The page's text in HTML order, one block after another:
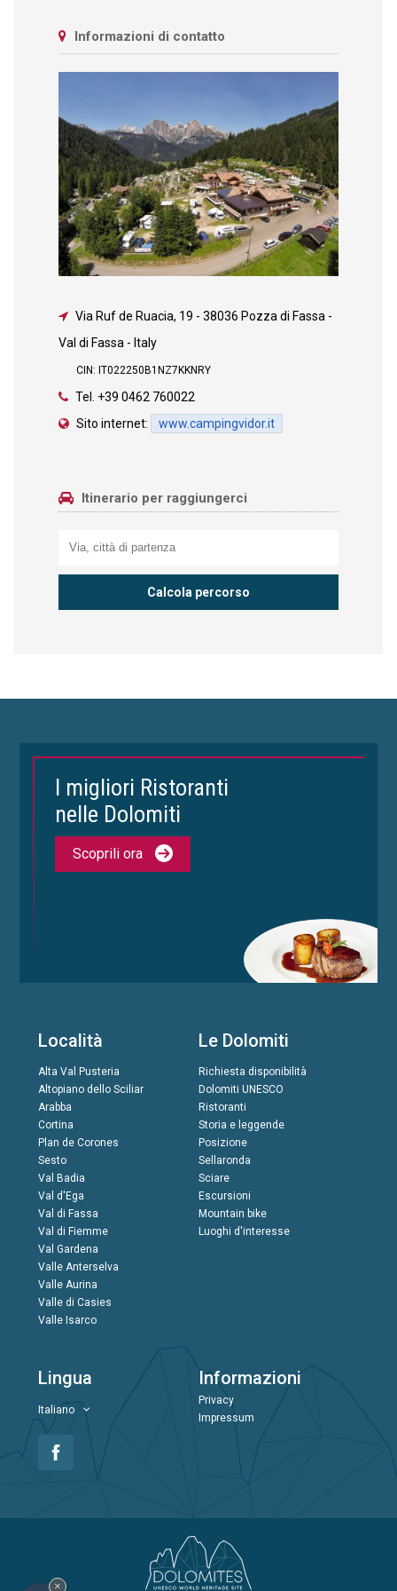
Informazioni di contatto
Via Ruf de Ruacia, 19 - 38036 Pozza di Fassa -
Val di Fassa - Italy
CIN: IT022250B1NZ7KKNRY
Tel. +39 0462 760022
Sito internet:
www.campingvidor.it
Itinerario per raggiungerci
I migliori Ristoranti
nelle Dolomiti
Scoprili ora
Località
Alta Val Pusteria
Altopiano dello Sciliar
Arabba
Cortina
Plan de Corones
Sesto
Val Badia
Val d'Ega
Val di Fassa
Val di Fiemme
Val Gardena
Valle Anterselva
Valle Aurina
Valle di Casies
Valle Isarco
Le Dolomiti
Richiesta disponibilità
Dolomiti UNESCO
Ristoranti
Storia e leggende
Posizione
Sellaronda
Sciare
Escursioni
Mountain bike
Luoghi d'interesse
Lingua
Italiano
Informazioni
Privacy
Impressum
×